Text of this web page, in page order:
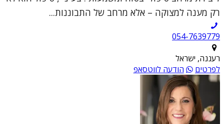
רק מענה למצוקה – אלא מרחב של התבוננות...
054-7639779
רעננה, ישראל
לפרטים
הודעה לווטסאפ